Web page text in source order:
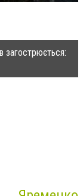
загострюється: